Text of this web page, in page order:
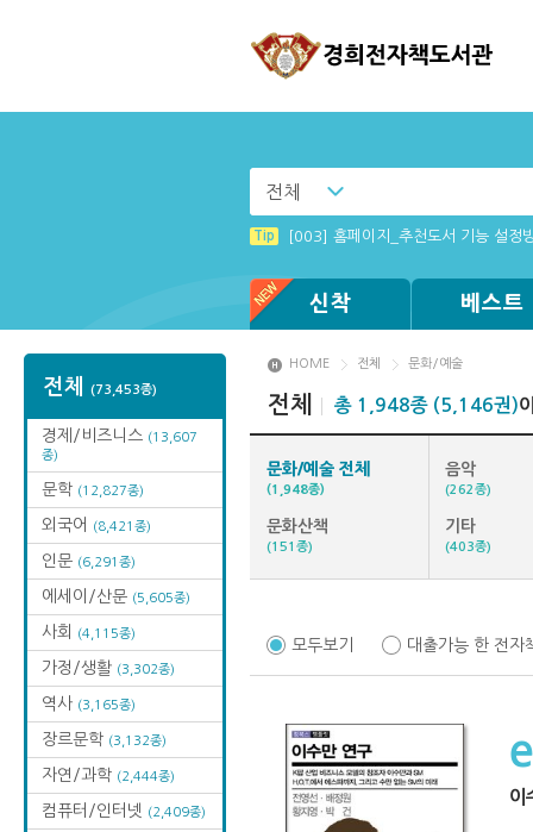
전체
Tip [003] 홈페이지_추천도서 기능 설정
신착 베스트
전체 (73,453종)
경제/비즈니스 (13,607
종)
문학 (12,827종)
외국어 (8,421종)
인문 (6,291종)
에세이/산문 (5,605종)
사회 (4,115종)
가정/생활 (3,302종)
역사 (3,165종)
장르문학 (3,132종)
자연/과학 (2,444종)
컴퓨터/인터넷 (2,409종)
HOME 전체 문화/예술
전체 총 1,948종 (5,146권)
문화/예술 전체
(1,948종)
음악
(262종)
문화산책
(151종)
기타
(403종)
모두보기 대출가능 한 전자
이